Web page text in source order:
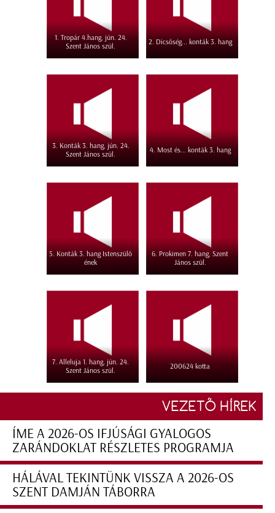
1. Tropár 4.hang, jún. 24.
Szent János szül.
2. Dicsőség... konták 3. hang
3. Konták 3. hang, jún. 24.
Szent János szül.
4. Most és... konták 3. hang
5. Konták 3. hang Istenszülő
ének
6. Prokimen 7. hang, Szent
János szül.
7. Alleluja 1. hang, jún. 24.
Szent János szül.
200624 kotta
VEZETŐ HÍREK
ÍME A 2026-OS IFJÚSÁGI GYALOGOS
ZARÁNDOKLAT RÉSZLETES PROGRAMJA
HÁLÁVAL TEKINTÜNK VISSZA A 2026-OS
SZENT DAMJÁN TÁBORRA